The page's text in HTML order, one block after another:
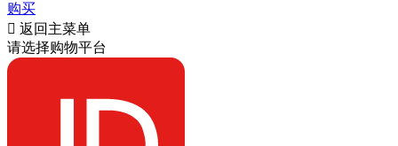
购买
 返回主菜单
请选择购物平台